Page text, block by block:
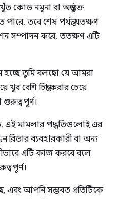
কোড নমুনা বা অন্তর্ভুক্ত
তবে শেষ পর্যন্ত, যতক্ষণ
সম্পাদন করে, ততক্ষণ এটি
তুমি বলছো যে আমরা
বেশি চিন্তা করার চেয়ে
এই মামলার পদ্ধতিগুলোই এর
রিডার ব্যবহারকারী বা অন্য
এটি কাজ করবে বলে
আপনি সম্ভবত প্রতিটিকে